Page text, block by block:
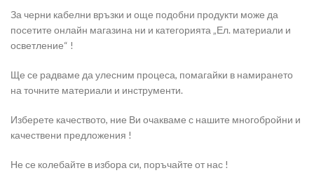
За черни кабелни връзки и още подобни продукти може да
посетите онлайн магазина ни и категорията „Ел. материали и
осветление“ !
Ще се радваме да улесним процеса, помагайки в намирането
на точните материали и инструменти.
Изберете качеството, ние Ви очакваме с нашите многобройни и
качествени предложения !
Не се колебайте в избора си, поръчайте от нас !